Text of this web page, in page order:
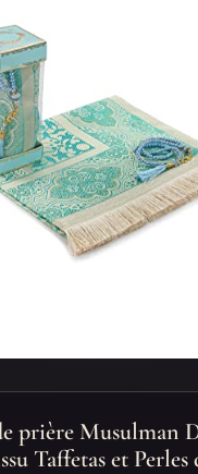
prière Musulman
Taffetas et